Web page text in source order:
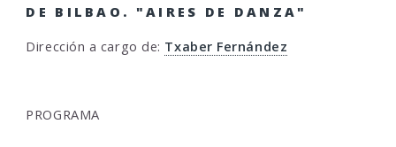
DE BILBAO. "AIRES DE DANZA"
Dirección a cargo de: Txaber Fernández
PROGRAMA